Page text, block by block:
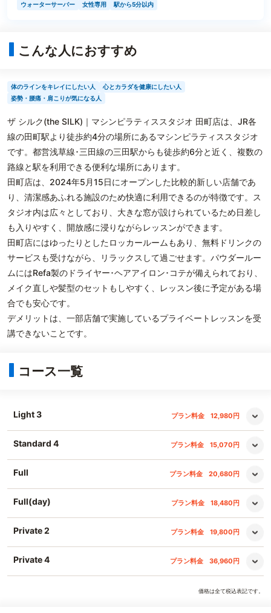
ウォーターサーバー
女性専用 駅から5分以内
こんな人におすすめ
体のラインをキレイにしたい人
心とカラダを健康にしたい人
姿勢・腰痛・肩こりが気になる人
ザ シルク(the SILK)｜マシンピラティススタジオ 田町店は、JR各
線の田町駅より徒歩約4分の場所にあるマシンピラティススタジオ
です。都営浅草線･三田線の三田駅からも徒歩約6分と近く、複数の
路線と駅を利用できる便利な場所にあります。
田町店は、2024年5月15日にオープンした比較的新しい店舗であ
り、清潔感あふれる施設のため快適に利用できるのが特徴です。ス
タジオ内は広々としており、大きな窓が設けられているため日差し
も入りやすく、開放感に浸りながらレッスンができます。
田町店にはゆったりとしたロッカールームもあり、無料ドリンクの
サービスも受けながら、リラックスして過ごせます。パウダールー
ムにはRefa製のドライヤー･ヘアアイロン･コテが備えられており、
メイク直しや髪型のセットもしやすく、レッスン後に予定がある場
合でも安心です。
デメリットは、一部店舗で実施しているプライベートレッスンを受
講できないことです。
コース一覧
Light 3 プラン料金 12,980円
Standard 4 プラン料金 15,070円
Full プラン料金 20,680円
Full(day) プラン料金 18,480円
Private 2 プラン料金 19,800円
Private 4 プラン料金 36,960円
価格は全て税込表記です。